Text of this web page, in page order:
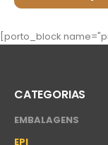
[porto_block
CATEGORIAS
EMBALAGENS
EPI